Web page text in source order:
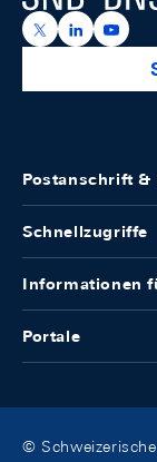
https://x.com/
https://
Postanschrift &
Schnellzugriffe
Informationen
Portale
©